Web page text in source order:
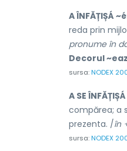
A ÎNFĂȚIȘÁ
reda prin
pronume în
Decorul
sursa:NODEX
A SE
compărea; a
prezenta. /în
sursa:NODEX